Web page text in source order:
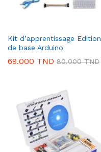
Kit d’apprentissage Edition
de base Arduino
69.000 TND 80.000TND